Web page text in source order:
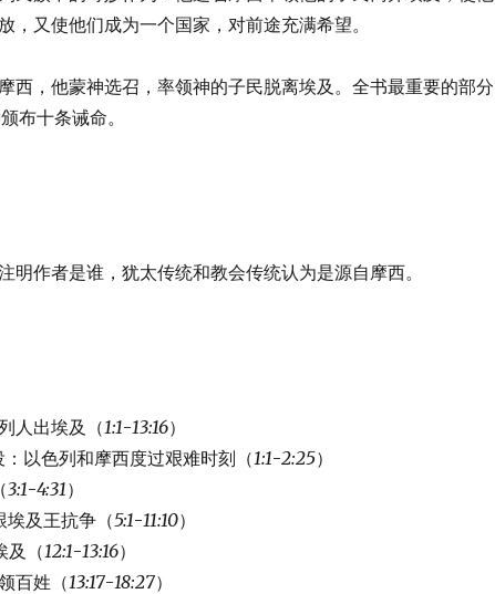
，又使他们成为一个国家，对前途充满希望。
西，他蒙神选召，率领神的子民脱离埃及。全书最重要的部分
布十条诫命。
明作者是谁，犹太传统和教会传统认为是源自摩西。
人出埃及（1:1-13:16）
以色列和摩西度过艰难时刻（1:1-2:25）
3:1-4:31）
及王抗争（5:1-11:10）
及（12:1-13:16）
百姓（13:17-18:27）